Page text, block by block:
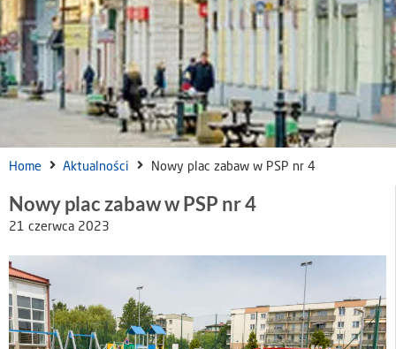
Home Aktualności Nowy plac zabaw w PSP nr 4
Nowy plac zabaw w PSP nr 4
21 czerwca 2023